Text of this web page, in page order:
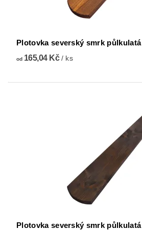
Plotovka severský smrk
od165,04 Kč/ ks
Plotovka severský smrk půlkulatá